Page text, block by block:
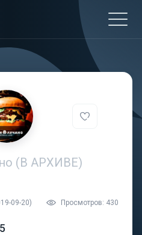
(В АРХИВЕ)
09-20) Просмотров: 430